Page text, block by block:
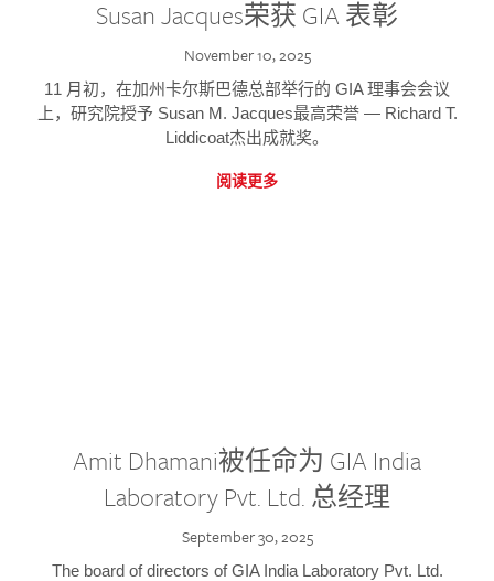
Susan Jacques荣获 GIA 表彰
November 10, 2025
11 月初，在加州卡尔斯巴德总部举行的 GIA 理事会会议
上，研究院授予 Susan M. Jacques最高荣誉 — Richard T.
Liddicoat杰出成就奖。
阅读更多
Amit Dhamani被任命为 GIA India
Laboratory Pvt. Ltd. 总经理
September 30, 2025
The board of directors of GIA India Laboratory Pvt. Ltd.